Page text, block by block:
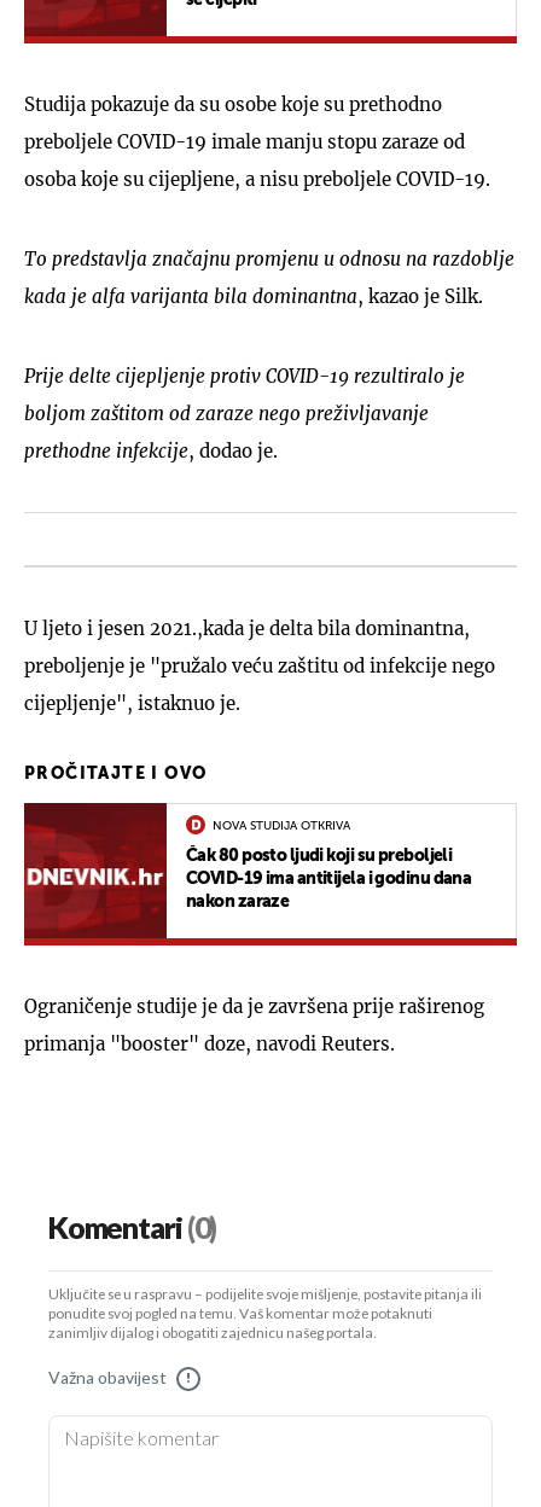
Studija pokazuje da su osobe koje su prethodno
preboljele COVID-19 imale manju stopu zaraze od
osoba koje su cijepljene, a nisu preboljele COVID-19.
To predstavlja značajnu promjenu u odnosu na razdoblje
kada je alfa varijanta bila dominantna, kazao je Silk.
Prije delte cijepljenje protiv COVID-19 rezultiralo je
boljom zaštitom od zaraze nego preživljavanje
prethodne infekcije, dodao je.
U ljeto i jesen 2021.,kada je delta bila dominantna,
preboljenje je "pružalo veću zaštitu od infekcije nego
cijepljenje", istaknuo je.
PROČITAJTE I OVO
NOVA STUDIJA OTKRIVA
Čak 80 posto ljudi koji su preboljeli
COVID-19 ima antitijela i godinu dana
nakon zaraze
Ograničenje studije je da je završena prije raširenog
primanja "booster" doze, navodi Reuters.
Komentari(0)
Uključite se u raspravu – podijelite svoje mišljenje, postavite pitanja ili
ponudite svoj pogled na temu. Vaš komentar može potaknuti
zanimljiv dijalog i obogatiti zajednicu našeg portala.
Važna obavijest !